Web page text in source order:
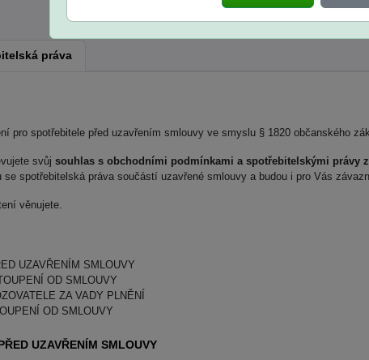
práva
pro spotřebitele před uzavřením smlouvy ve smyslu § 1820 občanského
svůj souhlas s obchodními podmínkami a spotřebitelskými právy
se spotřebitelská práva součástí uzavřené smlouvy a budou i pro Vás
věnujete.
UZAVŘENÍM SMLOUVY
OD SMLOUVY
ZA VADY PLNĚNÍ
OD SMLOUVY
UZAVŘENÍM SMLOUVY